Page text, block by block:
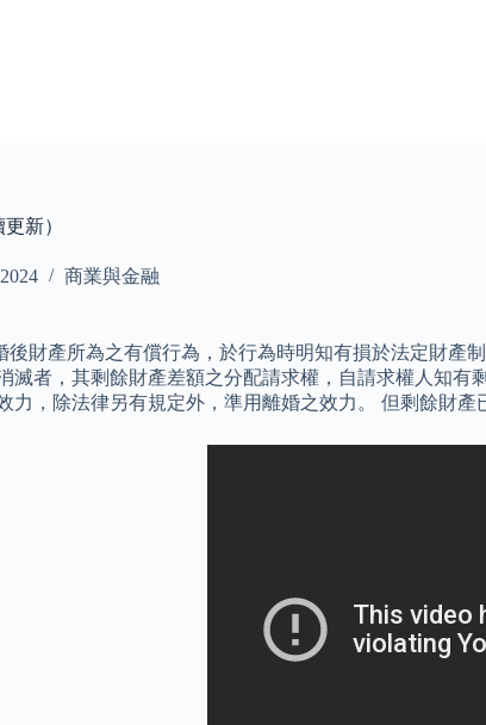
新）
商業與金融
後財產所為之有償行為，於行為時明知有損於法定財
滅者，其剩餘財產差額之分配請求權，自請求權人知有
力，除法律另有規定外，準用離婚之效力。 但剩餘財